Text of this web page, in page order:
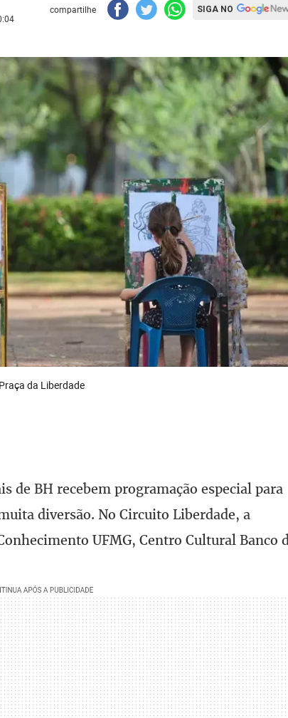
compartilhe SIGA NO
da Liberdade
de BH recebem programação especial para
diversão. No Circuito Liberdade, a
UFMG, Centro Cultural Banco